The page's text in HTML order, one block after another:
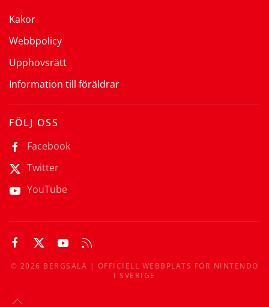
Kakor
Webbpolicy
Upphovsrätt
Information till föräldrar
FÖLJ OSS
Facebook
Twitter
YouTube
© 2026 BERGSALA | OFFICIELL WEBBPLATS FÖR NINTENDO
I SVERIGE